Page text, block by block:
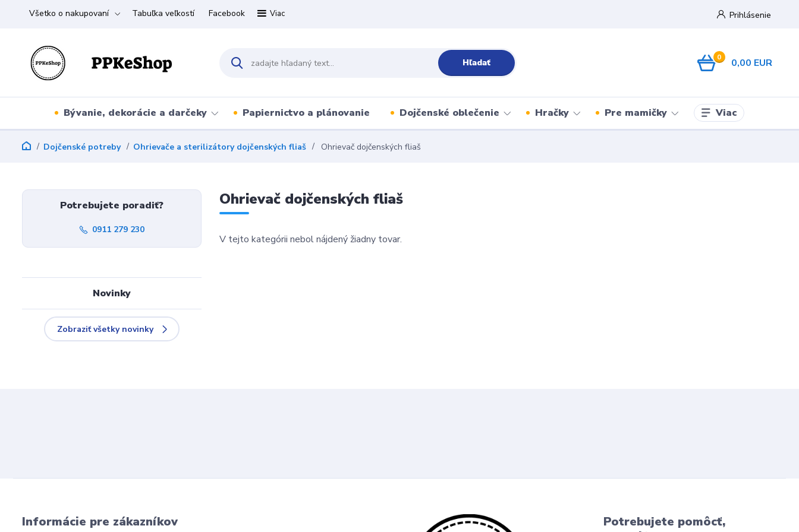
Všetko o nakupovaní Tabuľka veľkostí Facebook Viac Prihlásenie
Hľadať 0 0,00 EUR
Bývanie, dekorácie a darčeky Papiernictvo a plánovanie Dojčenské oblečenie Hračky Pre mamičky Viac
Dojčenské potreby Ohrievače a sterilizátory dojčenských fliaš Ohrievač dojčenských fliaš
Ohrievač dojčenských fliaš
V tejto kategórii nebol nájdený žiadny tovar.
Potrebujete poradiť?
0911 279 230
Novinky
Zobraziť všetky novinky
Informácie pre zákazníkov
Potrebujete pomôcť,